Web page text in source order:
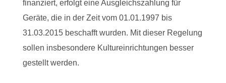
finanziert, erfolgt eine Ausgleichszahlung für
Geräte, die in der Zeit vom 01.01.1997 bis
31.03.2015 beschafft wurden. Mit dieser Regelung
sollen insbesondere Kultureinrichtungen besser
gestellt werden.